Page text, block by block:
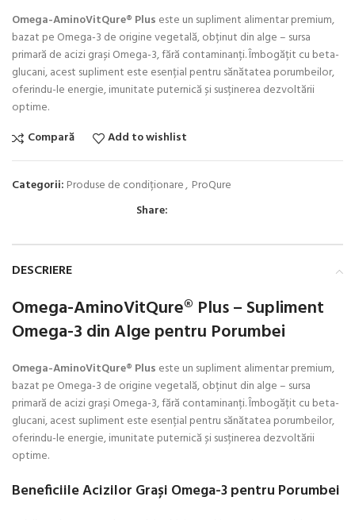
Omega-AminoVitQure® Plus este un supliment alimentar premium,
bazat pe Omega-3 de origine vegetală, obținut din alge – sursa
primară de acizi grași Omega-3, fără contaminanți. Îmbogățit cu beta-
glucani, acest supliment este esențial pentru sănătatea porumbeilor,
oferindu-le energie, imunitate puternică și susținerea dezvoltării
optime.
Compară
Add to wishlist
Categorii: Produse de condiționare, ProQure
Share:
DESCRIERE
Omega-AminoVitQure® Plus – Supliment
Omega-3 din Alge pentru Porumbei
Omega-AminoVitQure® Plus este un supliment alimentar premium,
bazat pe Omega-3 de origine vegetală, obținut din alge – sursa
primară de acizi grași Omega-3, fără contaminanți. Îmbogățit cu beta-
glucani, acest supliment este esențial pentru sănătatea porumbeilor,
oferindu-le energie, imunitate puternică și susținerea dezvoltării
optime.
Beneficiile Acizilor Grași Omega-3 pentru Porumbei